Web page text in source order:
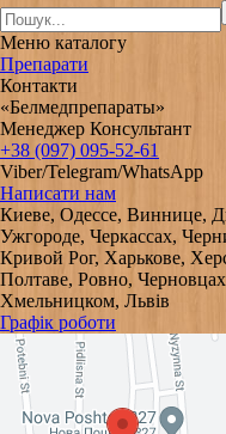
Меню каталогу
Препарати
Контакти
«Белмедпрепараты»
Менеджер Консультант
+38 (097) 095-52-61
Viber/Telegram/WhatsApp
Написати нам
Киеве, Одессе, Виннице,
Ужгороде, Черкассах,
Кривой Рог, Харькове,
Полтаве, Ровно,
Хмельницком, Львів
Графік роботи